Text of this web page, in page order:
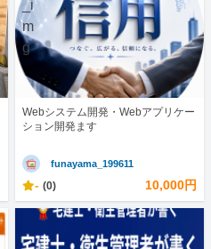
Webシステム開発・Webアプリケー
ション開発ます
funayama_199611
- (0) 10,000円